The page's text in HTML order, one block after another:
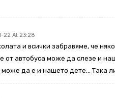
22 At 23:28
и всички забравяме, че
от автобуса може да слезе и
може да е и нашето дете… Така